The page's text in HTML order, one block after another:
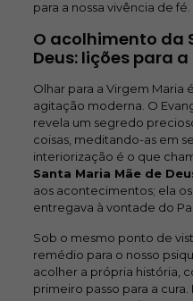
para a nossa vivência de fé.
O acolhimento da
Deus: lições para
Olhar para a Virgem Maria
agitação moderna. O
revela um segredo
coisas, meditando-as em
interiorização é o que
Santa Maria Mãe de
aos acontecimentos; ela
entregava à vontade do Pai.
Sob o mesmo ponto de
remédio para o nosso
acolher a própria história,
primeiro passo para a